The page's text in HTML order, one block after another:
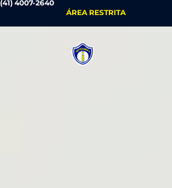
(41) 4007-2640
ÁREA RESTRITA